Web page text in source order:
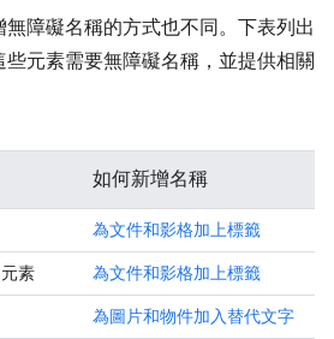
障礙名稱的方式也不同。下表列出
元素需要無障礙名稱，並提供相關
如何新增名稱
為文件和影格加上標籤
元素
為文件和影格加上標籤
為圖片和物件加入替代文字